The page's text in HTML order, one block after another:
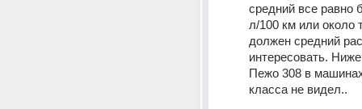
средний все равно
л/100 км или около
должен средний
интересовать.
Пежо 308 в
класса не видел..